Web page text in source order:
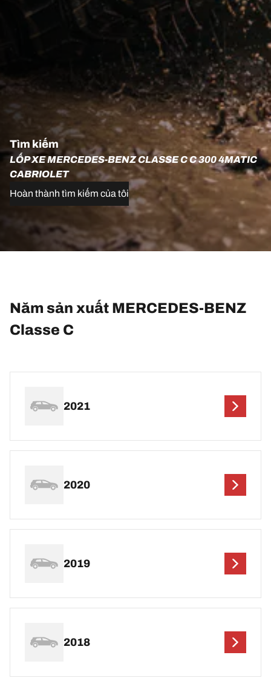
Tìm kiếm
LỐP XE MERCEDES-BENZ CLASSE C C 300 4MATIC
CABRIOLET
Hoàn thành tìm kiếm của tôi
Năm sản xuất MERCEDES-BENZ
Classe C
2021
2020
2019
2018